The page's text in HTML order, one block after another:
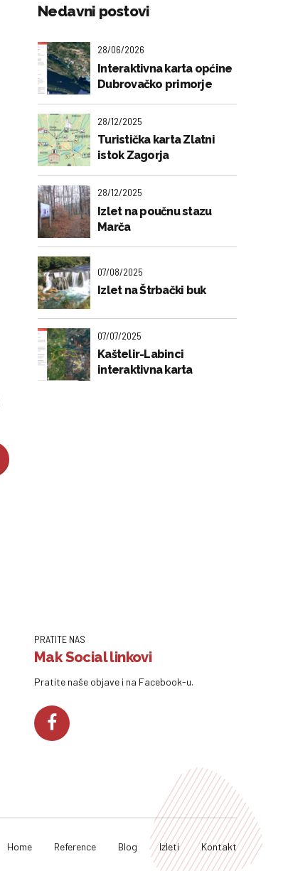
Nedavni postovi
28/06/2026
Interaktivna karta općine
Dubrovačko primorje
28/12/2025
Turistička karta Zlatni
istok Zagorja
28/12/2025
Izlet na poučnu stazu
Marča
07/08/2025
Izlet na Štrbački buk
07/07/2025
Kaštelir-Labinci
interaktivna karta
PRATITE NAS
Mak Social linkovi
Pratite naše objave i na Facebook-u.
Home Reference Blog Izleti Kontakt